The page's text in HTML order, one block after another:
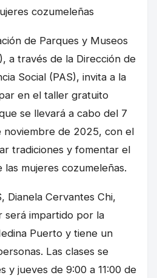
cozumeleñas
de Parques y Museos
a través de la Dirección de
Social (PAS), invita a la
en el taller gratuito
se llevará a cabo del 7
de 2025, con el
tradiciones y fomentar el
mujeres cozumeleñas.
Dianela Cervantes Chi,
será impartido por la
Puerto y tiene un
Las clases se
y jueves de 9:00 a 11:00 de